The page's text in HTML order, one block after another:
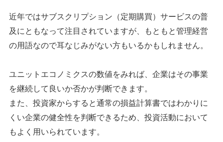
近年ではサブスクリプション（定期購買）サービスの普
及にともなって注目されていますが、もともと管理経営
の用語なので耳なじみがない方もいるかもしれません。
ユニットエコノミクスの数値をみれば、企業はその事業
を継続して良いか否かが判断できます。
また、投資家からすると通常の損益計算書ではわかりに
くい企業の健全性を判断できるため、投資活動において
もよく用いられています。